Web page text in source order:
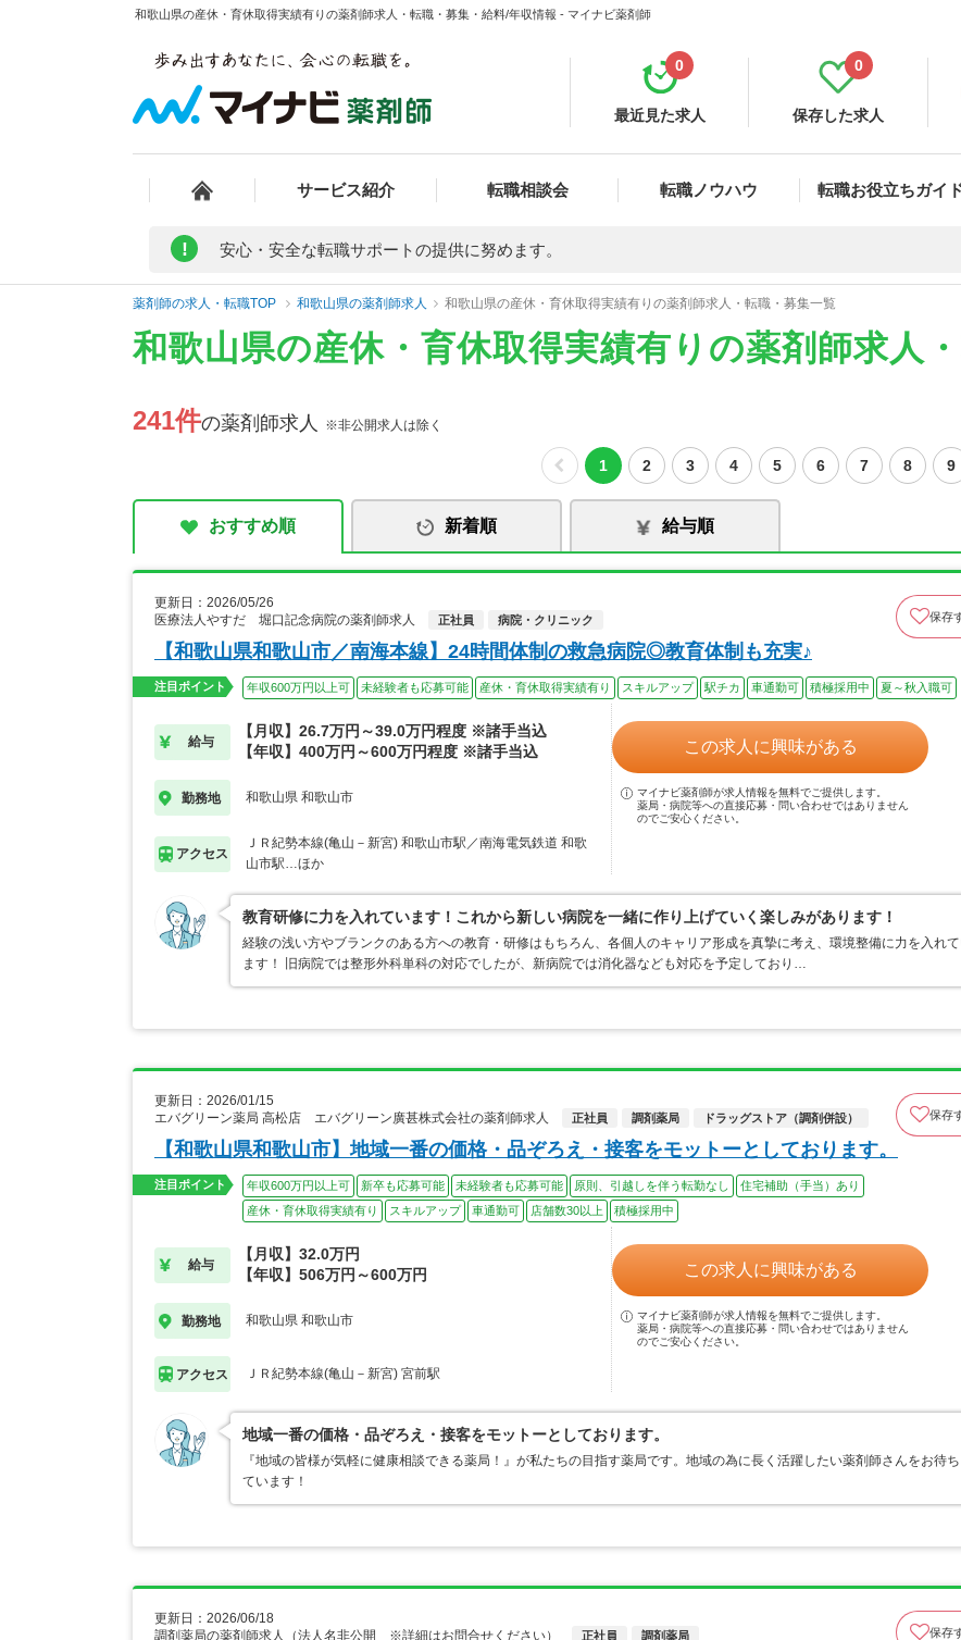
和歌山県の産休・育休取得実績有りの薬剤師求人・転職・募集・給料/年収情報 - マイナビ薬剤師
最近見た求人
0
保存した求人
0
サービス紹介 転職相談会 転職ノウハウ 転職お役立ちガイ
! 安心・安全な転職サポートの提供に努めます。
薬剤師の求人・転職TOP 和歌山県の薬剤師求人 和歌山県の産休・育休取得実績有りの薬剤師求人・転職・募集一覧
和歌山県の産休・育休取得実績有りの薬剤師求人
241件の薬剤師求人 ※非公開求人は除く
1 2 3 4 5 6 7 8 9
おすすめ順 新着順 給与順
更新日：2026/05/26
医療法人やすだ 堀口記念病院の薬剤師求人
正社員 病院・クリニック 保存
【和歌山県和歌山市／南海本線】24時間体制の救急病院◎教育体制も充実♪
注目ポイント 年収600万円以上可 未経験者も応募可能 産休・育休取得実績有り スキルアップ 駅チカ 車通勤可 積極採用中 夏～秋入職可
給与
【月収】26.7万円～39.0万円程度 ※諸手当込
【年収】400万円～600万円程度 ※諸手当込
勤務地 和歌山県 和歌山市
アクセス
ＪＲ紀勢本線(亀山－新宮) 和歌山市駅／南海電気鉄道 和歌
山市駅…ほか
この求人に興味がある
マイナビ薬剤師が求人情報を無料でご提供します。
薬局・病院等への直接応募・問い合わせではありません
のでご安心ください。
教育研修に力を入れています！これから新しい病院を一緒に作り上げていく楽しみがあります！
経験の浅い方やブランクのある方への教育・研修はもちろん、各個人のキャリア形成を真摯に考え、環境整備に力を入れ
ます！ 旧病院では整形外科単科の対応でしたが、新病院では消化器なども対応を予定しており…
更新日：2026/01/15
エバグリーン薬局 高松店 エバグリーン廣甚株式会社の薬剤師求人
正社員 調剤薬局 ドラッグストア（調剤併設） 保存
【和歌山県和歌山市】地域一番の価格・品ぞろえ・接客をモットーとしております。
注目ポイント 年収600万円以上可 新卒も応募可能 未経験者も応募可能 原則、引越しを伴う転勤なし
住宅補助（手当）あり
産休・育休取得実績有り
スキルアップ 車通勤可 店舗数30以上 積極採用中
給与
【月収】32.0万円
【年収】506万円～600万円
勤務地 和歌山県 和歌山市
アクセス ＪＲ紀勢本線(亀山－新宮) 宮前駅
この求人に興味がある
マイナビ薬剤師が求人情報を無料でご提供します。
薬局・病院等への直接応募・問い合わせではありません
のでご安心ください。
地域一番の価格・品ぞろえ・接客をモットーとしております。
『地域の皆様が気軽に健康相談できる薬局！』が私たちの目指す薬局です。地域の為に長く活躍したい薬剤師さんをお待ち
ています！
更新日：2026/06/18
調剤薬局の薬剤師求人（法人名非公開 ※詳細はお問合せください）
正社員 調剤薬局 保存